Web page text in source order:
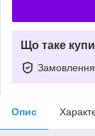
Що таке
Замовлення
Опис